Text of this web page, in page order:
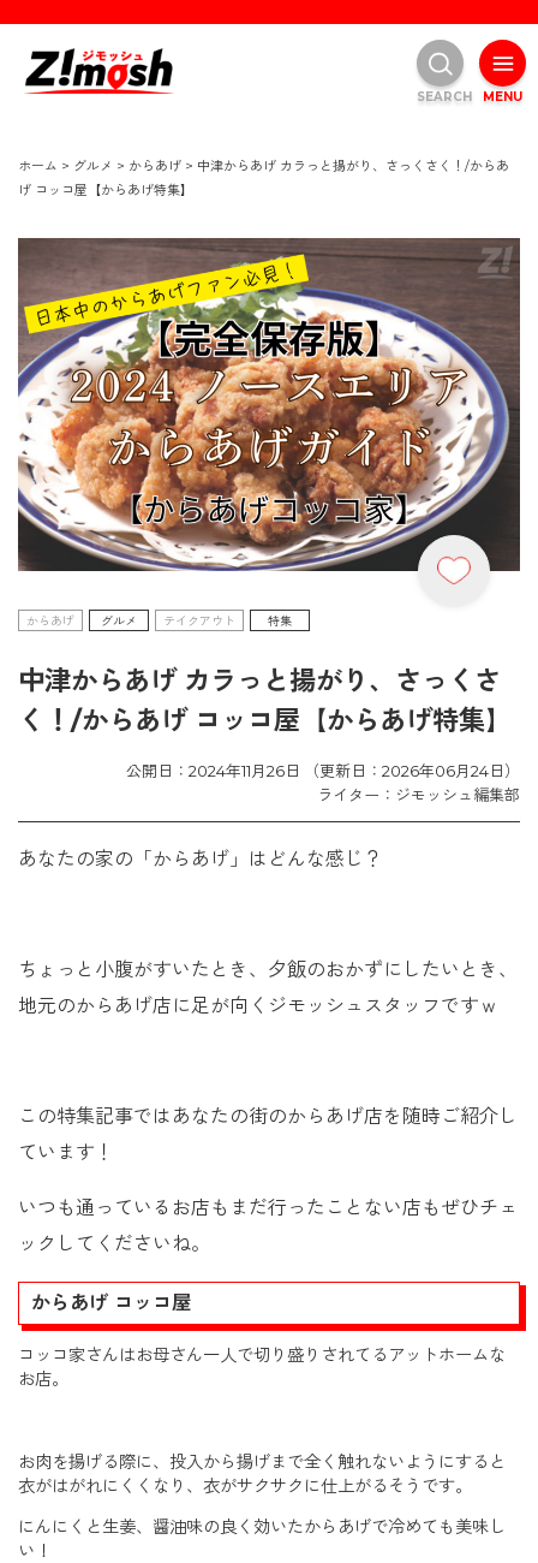
ホーム > グルメ > からあげ > 中津からあげ カラっと揚がり、さっくさく！/からあ
げ コッコ屋【からあげ特集】
からあげ グルメ テイクアウト 特集
中津からあげ カラっと揚がり、さっくさ
く！/からあげ コッコ屋【からあげ特集】
公開日：2024年11月26日 （更新日：2026年06月24日）
ライター：ジモッシュ編集部
あなたの家の「からあげ」はどんな感じ？
ちょっと小腹がすいたとき、夕飯のおかずにしたいとき、
地元のからあげ店に足が向くジモッシュスタッフですｗ
この特集記事ではあなたの街のからあげ店を随時ご紹介し
ています！
いつも通っているお店もまだ行ったことない店もぜひチェ
ックしてくださいね。
からあげ コッコ屋
コッコ家さんはお母さん一人で切り盛りされてるアットホームな
お店。
お肉を揚げる際に、投入から揚げまで全く触れないようにすると
衣がはがれにくくなり、衣がサクサクに仕上がるそうです。
にんにくと生姜、醤油味の良く効いたからあげで冷めても美味し
い！
MENU
SEARCH